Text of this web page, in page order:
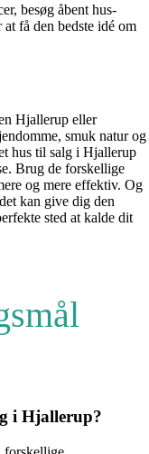
besøg åbent hus-
få den bedste idé om
Hjallerup eller
smuk natur og
hus til salg i Hjallerup
Brug de forskellige
og mere effektiv. Og
kan give dig den
sted at kalde dit
i Hjallerup?